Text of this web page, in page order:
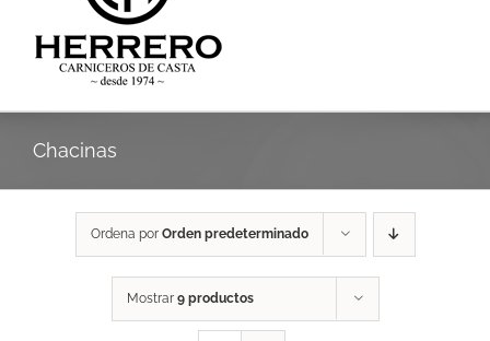
Chacinas
Ordena por Orden predeterminado
Mostrar 9 productos